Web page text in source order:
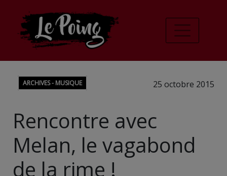
ARCHIVES - MUSIQUE 25 octobre 2015
Rencontre avec
Melan, le vagabond
de la rime !